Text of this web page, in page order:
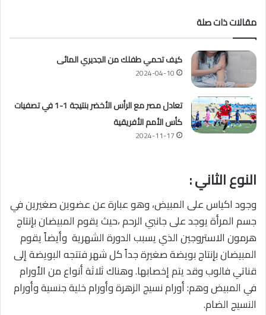
مقالات ذات صلة
كيف تحمي طفلك من الجديري المائى
2024-04-10
تعادل مصر مع الرأس الأخضر بنتيجة 1-1 في تصفيات
كأس الأمم الأفريقية
2024-11-17
النوع الثاني :
وجود اكياس على المبيض، وهو عبارة عن عضوين صغيرين في
جسم المرأة يوجد على جانبي الرحم ،حيث يقوم المبيضان بإنتاج
هرمون الاستروجين الذي يسبب الدورة الشهرية وأيضاً يقوم
المبيضان بإنتاج بويضة صغيرة جداً كل شهر فتتجه البويضة إلى
قناتي فالوب وقد يتم إخصابها. وهناك ثلاثة أنواع من الأورام
في المبيض وهم: أورام نسيج الزهرة وأورام خلية جنسية وأورام
النسيج الضام.